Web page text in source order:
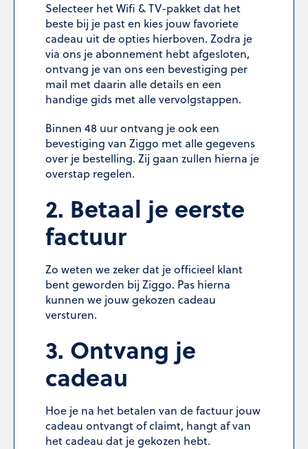
Selecteer het Wifi & TV-pakket dat het
beste bij je past en kies jouw favoriete
cadeau uit de opties hierboven. Zodra je
via ons je abonnement hebt afgesloten,
ontvang je van ons een bevestiging per
mail met daarin alle details en een
handige gids met alle vervolgstappen.
Binnen 48 uur ontvang je ook een
bevestiging van Ziggo met alle gegevens
over je bestelling. Zij gaan zullen hierna je
overstap regelen.
2. Betaal je eerste
factuur
Zo weten we zeker dat je officieel klant
bent geworden bij Ziggo. Pas hierna
kunnen we jouw gekozen cadeau
versturen.
3. Ontvang je
cadeau
Hoe je na het betalen van de factuur jouw
cadeau ontvangt of claimt, hangt af van
het cadeau dat je gekozen hebt.